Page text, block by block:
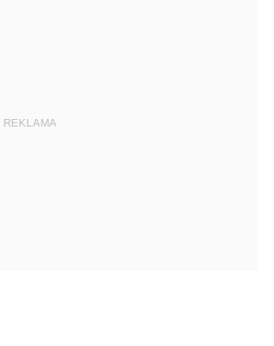
REKLAMA